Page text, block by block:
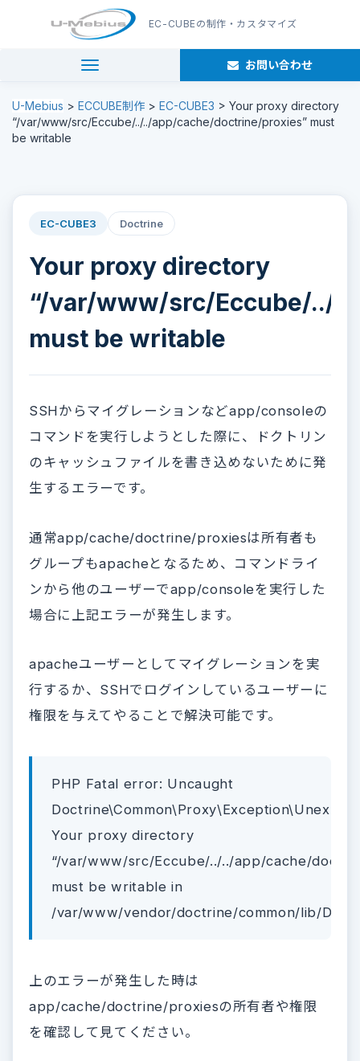
EC-CUBEの制作・カスタマイズ
navigation お問い合わせ
U-Mebius > ECCUBE制作 > EC-CUBE3 > Your proxy directory
“/var/www/src/Eccube/../../app/cache/doctrine/proxies” must
be writable
EC-CUBE3 Doctrine
Your proxy directory
“/var/www/src/Eccube/../
must be writable
SSHからマイグレーションなどapp/consoleの
コマンドを実行しようとした際に、ドクトリン
のキャッシュファイルを書き込めないために発
生するエラーです。
通常app/cache/doctrine/proxiesは所有者も
グループもapacheとなるため、コマンドライ
ンから他のユーザーでapp/consoleを実行した
場合に上記エラーが発生します。
apacheユーザーとしてマイグレーションを実
行するか、SSHでログインしているユーザーに
権限を与えてやることで解決可能です。
PHP Fatal error: Uncaught
Your proxy directory
“/var/www/src/Eccube/../../app/cache/
must be writable in
/var/www/vendor/doctrine/common/lib/
上のエラーが発生した時は
app/cache/doctrine/proxiesの所有者や権限
を確認して見てください。